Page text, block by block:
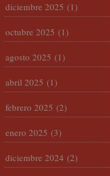
diciembre 2025 (1)
octubre 2025 (1)
agosto 2025 (1)
abril 2025 (1)
febrero 2025 (2)
enero 2025 (3)
diciembre 2024 (2)